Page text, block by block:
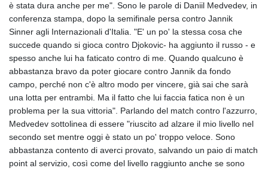
è stata dura anche per me". Sono le parole di Daniil Medvedev, in
conferenza stampa, dopo la semifinale persa contro Jannik
Sinner agli Internazionali d'Italia. "E' un po' la stessa cosa che
succede quando si gioca contro Djokovic- ha aggiunto il russo - e
spesso anche lui ha faticato contro di me. Quando qualcuno è
abbastanza bravo da poter giocare contro Jannik da fondo
campo, perché non c'è altro modo per vincere, già sai che sarà
una lotta per entrambi. Ma il fatto che lui faccia fatica non è un
problema per la sua vittoria". Parlando del match contro l'azzurro,
Medvedev sottolinea di essere "riuscito ad alzare il mio livello nel
secondo set mentre oggi è stato un po' troppo veloce. Sono
abbastanza contento di averci provato, salvando un paio di match
point al servizio, così come del livello raggiunto anche se sono